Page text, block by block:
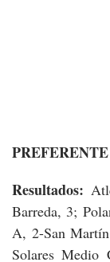
PREFERENTE
Resultados:
Barreda, 3;
A, 2-San
Solares Medio